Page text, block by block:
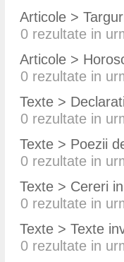
Articole >
0 rezultate in
Articole >
0 rezultate in
Texte >
0 rezultate in
Texte > Poezii
0 rezultate in
Texte > Cereri
0 rezultate in
Texte > Texte
0 rezultate in